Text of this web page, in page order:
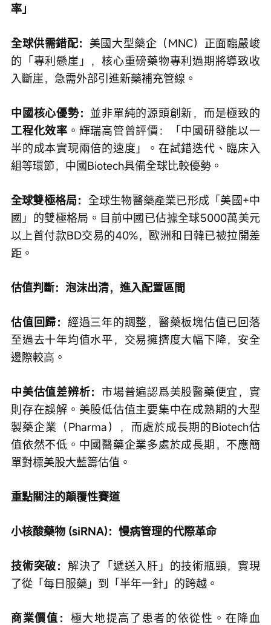
率」
全球供需錯配： 美國大型藥企（MNC）正面臨嚴峻
的「專利懸崖」，核心重磅藥物專利過期將導致收
入斷崖，急需外部引進新藥補充管線。
中國核心優勢： 並非單純的源頭創新，而是極致的
工程化效率 。輝瑞高管曾評價：「中國研發能以一
半的成本實現兩倍的速度」。在試錯迭代、臨床入
組等環節，中國Biotech具備全球比較優勢。
全球雙極格局： 全球生物醫藥產業已形成「美國+中
國」的雙極格局。目前中國已佔據全球5000萬美元
以上首付款BD交易的40%，歐洲和日韓已被拉開差
距。
估值判斷：泡沫出清，進入配置區間
估值回歸： 經過三年的調整，醫藥板塊估值已回落
至過去十年均值水平，交易擁擠度大幅下降，安全
邊際較高。
中美估值差辨析： 市場普遍認爲美股醫藥便宜，實
則存在誤解。美股低估值主要集中在成熟期的大型
製藥企業（Pharma），而處於成長期的Biotech估
值依然不低。中國醫藥企業多處於成長期，不應簡
單對標美股大藍籌估值。
重點關注的顛覆性賽道
小核酸藥物 (siRNA)：慢病管理的代際革命
技術突破： 解決了「遞送入肝」的技術瓶頸，實現
了從「每日服藥」到「半年一針」的跨越。
商業價值： 極大地提高了患者的依從性。在降血